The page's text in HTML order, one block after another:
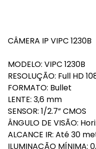
CÂMERA IP VIPC 1230B
MODELO: VIPC 1230B
RESOLUÇÃO: Full HD
FORMATO: Bullet
LENTE: 3,6 mm
SENSOR: 1/2.7” CMOS
ÂNGULO DE VISÃO:
ALCANCE IR: Até 30
ILUMINAÇÃO MÍNIMA: